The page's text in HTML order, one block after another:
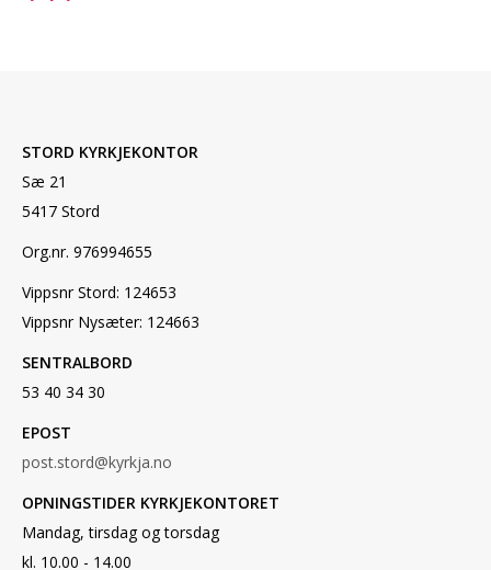
STORD KYRKJEKONTOR
Sæ 21
5417 Stord
Org.nr. 976994655
Vippsnr Stord: 124653
Vippsnr Nysæter: 124663
SENTRALBORD
53 40 34 30
EPOST
post.stord@kyrkja.no
OPNINGSTIDER KYRKJEKONTORET
Mandag, tirsdag og torsdag
kl. 10.00 - 14.00